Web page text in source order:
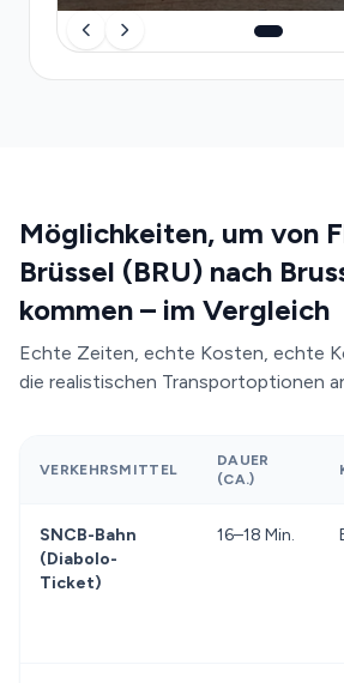
Möglichkeiten, um von
Brüssel (BRU) nach
kommen – im Vergleich
Echte Zeiten, echte Kosten, echte
die realistischen Transportoptionen
VERKEHRSMITTEL
DAUER
(CA.)
SNCB-Bahn
(Diabolo-
Ticket)
16–18 Min.